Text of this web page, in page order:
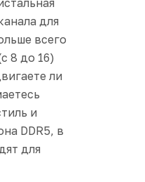
для
всего
8 до 16)
ли
и
DDR5, в
для